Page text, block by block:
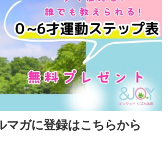
マガに登録はこちらから